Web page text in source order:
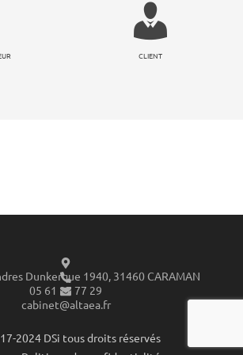
CLIENT
Dunkerque 1940, 31460 CARAMAN
05 61 27 77 29​
cabinet@altaea.fr
2024 DSi tous droits réservés